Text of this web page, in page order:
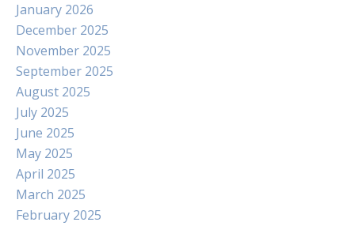
January 2026
December 2025
November 2025
September 2025
August 2025
July 2025
June 2025
May 2025
April 2025
March 2025
February 2025